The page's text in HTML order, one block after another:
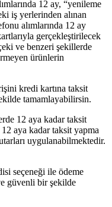
12 ay, “yenileme
iş yerlerinden alınan
alımlarında 12 ay
gerçekleştirilecek
ve benzeri şekillerde
ürünlerin
kredi kartına taksit
tamamlayabilirsin.
12 aya kadar taksit
aya kadar taksit yapma
uygulanabilmektedir.
seçeneği ile ödeme
güvenli bir şekilde